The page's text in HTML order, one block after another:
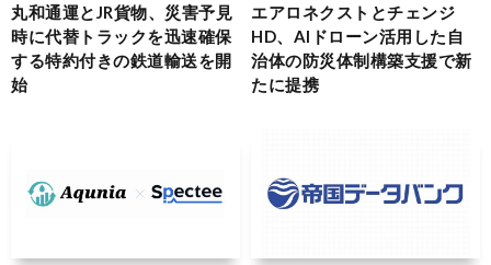
丸和通運とJR貨物、災害予見
時に代替トラックを迅速確保
する特約付きの鉄道輸送を開
始
エアロネクストとチェンジ
HD、AIドローン活用した自
治体の防災体制構築支援で新
たに提携